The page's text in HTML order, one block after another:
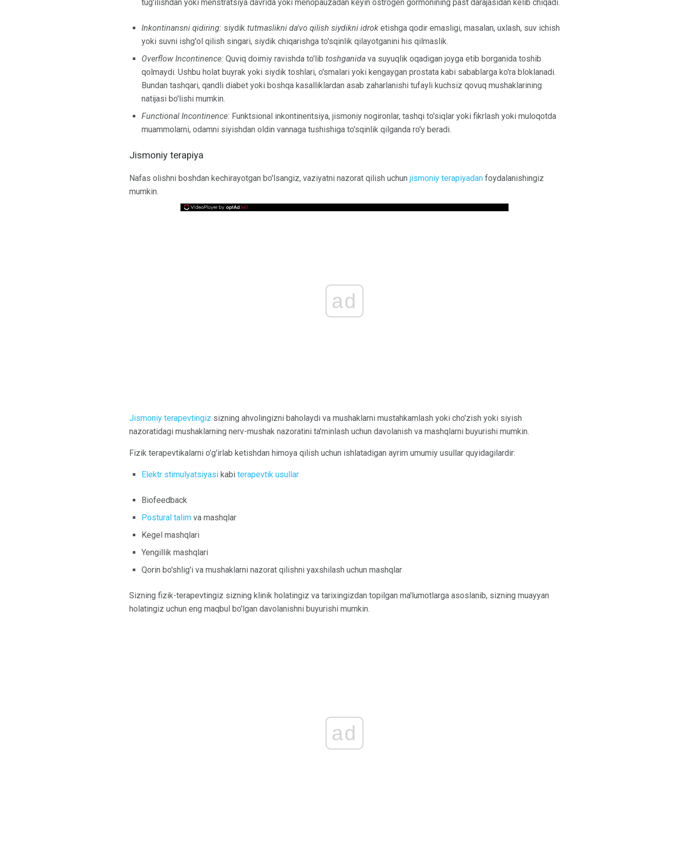
tug'ilishdan yoki menstratsiya davrida yoki menopauzadan keyin ostrogen gormonining past darajasidan kelib chiqadi.
Inkontinansni qidiring: siydik tutmaslikni da'vo qilish siydikni idrok etishga qodir emasligi, masalan, uxlash, suv ichish
yoki suvni ishg'ol qilish singari, siydik chiqarishga to'sqinlik qilayotganini his qilmaslik.
Overflow Incontinence: Quviq doimiy ravishda to'lib toshganida va suyuqlik oqadigan joyga etib borganida toshib
qolmaydi. Ushbu holat buyrak yoki siydik toshlari, o'smalari yoki kengaygan prostata kabi sabablarga ko'ra bloklanadi.
Bundan tashqari, qandli diabet yoki boshqa kasalliklardan asab zaharlanishi tufayli kuchsiz qovuq mushaklarining
natijasi bo'lishi mumkin.
Functional Incontinence: Funktsional inkontinentsiya, jismoniy nogironlar, tashqi to'siqlar yoki fikrlash yoki muloqotda
muammolarni, odamni siyishdan oldin vannaga tushishiga to'sqinlik qilganda ro'y beradi.
Jismoniy terapiya
Nafas olishni boshdan kechirayotgan bo'lsangiz, vaziyatni nazorat qilish uchun jismoniy terapiyadan foydalanishingiz
mumkin.
ad
Jismoniy terapevtingiz sizning ahvolingizni baholaydi va mushaklarni mustahkamlash yoki cho'zish yoki siyish
nazoratidagi mushaklarning nerv-mushak nazoratini ta'minlash uchun davolanish va mashqlarni buyurishi mumkin.
Fizik terapevtikalarni o'g'irlab ketishdan himoya qilish uchun ishlatadigan ayrim umumiy usullar quyidagilardir:
Elektr stimulyatsiyasi kabi terapevtik usullar
Biofeedback
Postural talim va mashqlar
Kegel mashqlari
Yengillik mashqlari
Qorin bo'shlig'i va mushaklarni nazorat qilishni yaxshilash uchun mashqlar
Sizning fizik-terapevtingiz sizning klinik holatingiz va tarixingizdan topilgan ma'lumotlarga asoslanib, sizning muayyan
holatingiz uchun eng maqbul bo'lgan davolanishni buyurishi mumkin.
ad